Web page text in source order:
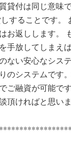
貸付は同じ意味
することです。
お返しします。
手放してしまえ
ない安心なシス
のシステムです
ご融資が可能で
頂ければと思いま